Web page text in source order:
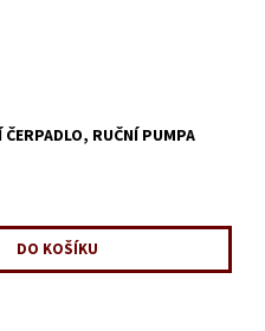
RUČNÍ PUMPA